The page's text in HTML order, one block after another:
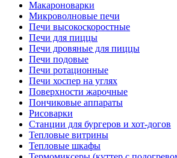
Макароноварки
Микроволновые печи
Печи высокоскоростные
Печи для пиццы
Печи дровяные для пиццы
Печи подовые
Печи ротационные
Печи хоспер на углях
Поверхности жарочные
Пончиковые аппараты
Рисоварки
Станции для бургеров и хот-догов
Тепловые витрины
Тепловые шкафы